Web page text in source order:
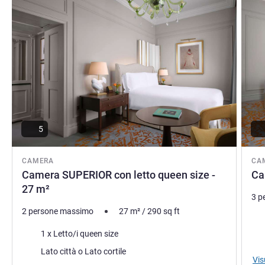
CAMERA
Camera SUPERIOR con letto queen size -
27 m²
5
2 persone massimo 27 m²/290 sq ft
Biancheria da letto
1 x Letto/i queen size
Vista:
Lato città o Lato cortile
3